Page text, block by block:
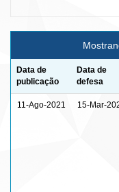
Data de
publicação
Data de
defesa
11-Ago-2021 15-Mar-